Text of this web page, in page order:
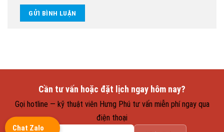
Cần tư vấn hoặc đặt lịch ngay hôm nay?
Gọi hotline — kỹ thuật viên Hưng Phú tư vấn miễn phí ngay qua
điện thoại
Chat Zalo